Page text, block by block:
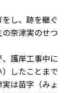
し、跡を継ぐ
奈津実のせつ
護岸工事中に
したことまで
は苗字（みょ